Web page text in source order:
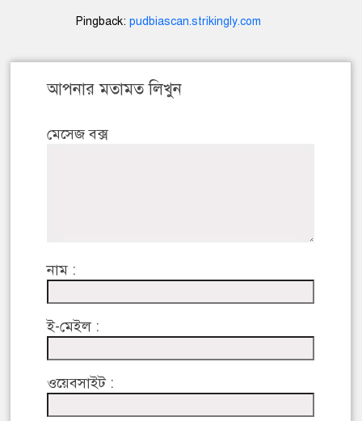
Pingback: pudbiascan.strikingly.com
আপনার মতামত লিখুন
মেসেজ বক্স
নাম :
ই-মেইল :
ওয়েবসাইট :